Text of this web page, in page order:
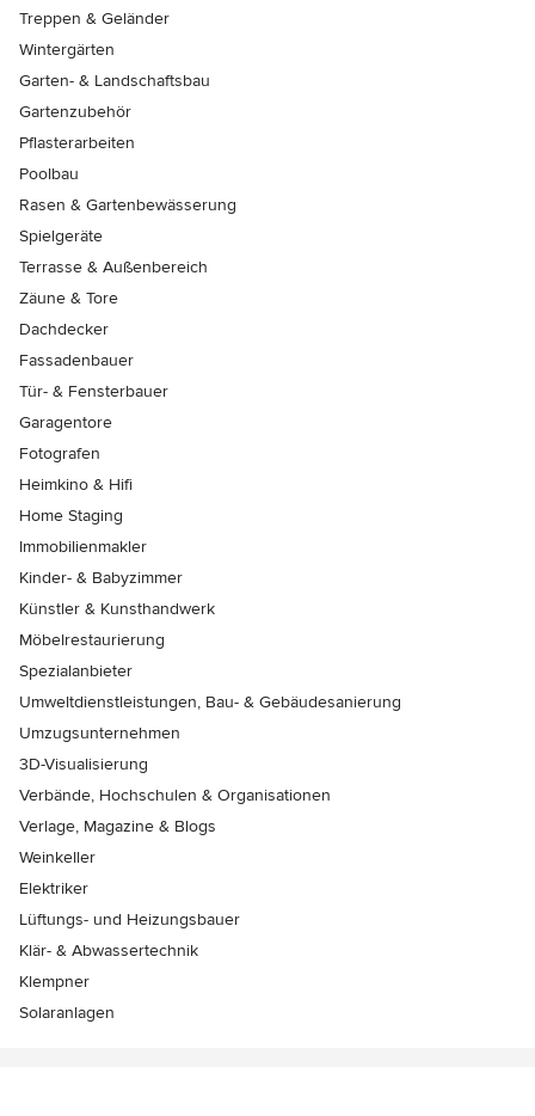
Treppen & Geländer
Wintergärten
Garten- & Landschaftsbau
Gartenzubehör
Pflasterarbeiten
Poolbau
Rasen & Gartenbewässerung
Spielgeräte
Terrasse & Außenbereich
Zäune & Tore
Dachdecker
Fassadenbauer
Tür- & Fensterbauer
Garagentore
Fotografen
Heimkino & Hifi
Home Staging
Immobilienmakler
Kinder- & Babyzimmer
Künstler & Kunsthandwerk
Möbelrestaurierung
Spezialanbieter
Umweltdienstleistungen, Bau- & Gebäudesanierung
Umzugsunternehmen
3D-Visualisierung
Verbände, Hochschulen & Organisationen
Verlage, Magazine & Blogs
Weinkeller
Elektriker
Lüftungs- und Heizungsbauer
Klär- & Abwassertechnik
Klempner
Solaranlagen